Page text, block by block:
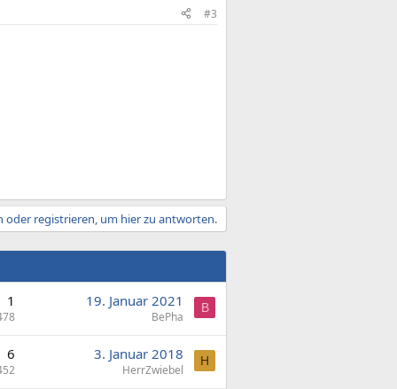
#3
oder registrieren, um hier zu antworten.
1 19. Januar 2021
BePha
B
6 3. Januar 2018
HerrZwiebel
H